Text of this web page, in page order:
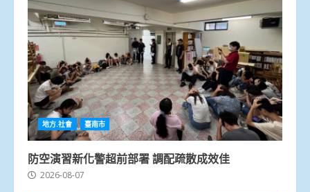
地方.社會 臺南市
防空演習新化警超前部署 調配疏散成效佳
2026-08-07